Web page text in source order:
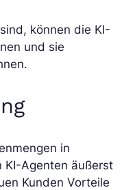
können die KI-
und sie
in
KI-Agenten äußerst
Kunden Vorteile